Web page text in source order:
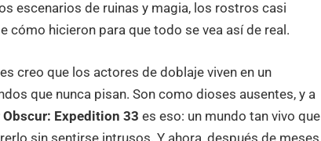
escenarios de ruinas y magia, los rostros casi
cómo hicieron para que todo se vea así de real.
creo que los actores de doblaje viven en un
que nunca pisan. Son como dioses ausentes, y a
Obscur: Expedition 33 es eso: un mundo tan vivo que
sin sentirse intrusos. Y ahora, después de meses